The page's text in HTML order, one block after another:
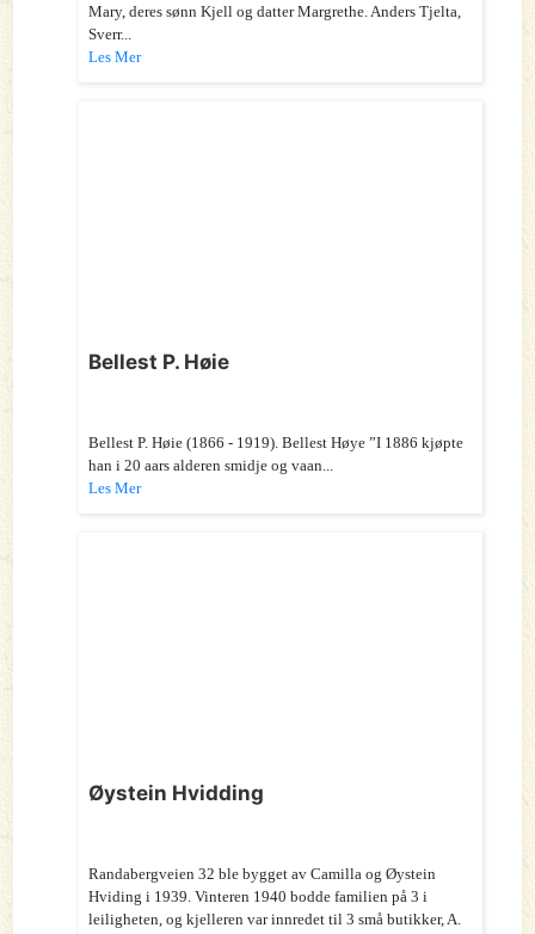
Mary, deres sønn Kjell og datter Margrethe. Anders Tjelta,
Sverr...
Les Mer
Bellest P. Høie
Bellest P. Høie (1866 - 1919). Bellest Høye ”I 1886 kjøpte
han i 20 aars alderen smidje og vaan...
Les Mer
Øystein Hvidding
Randabergveien 32 ble bygget av Camilla og Øystein
Hviding i 1939. Vinteren 1940 bodde familien på 3 i
leiligheten, og kjelleren var innredet til 3 små butikker, A.